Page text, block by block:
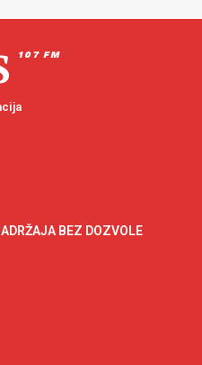
107 FM
BEZ DOZVOLE